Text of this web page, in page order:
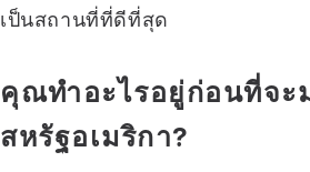
เป็นสถานที่ที่ดีที่สุด
คุณทำอะไรอยู่ก่อนที่จะ
สหรัฐอเมริกา?